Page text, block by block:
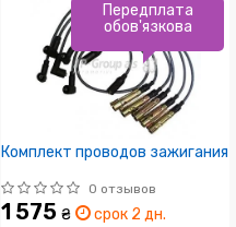
Комплект проводов зажигания
0 отзывов
1 575 ₴ срок 2 дн.
Передплата
обов'язкова